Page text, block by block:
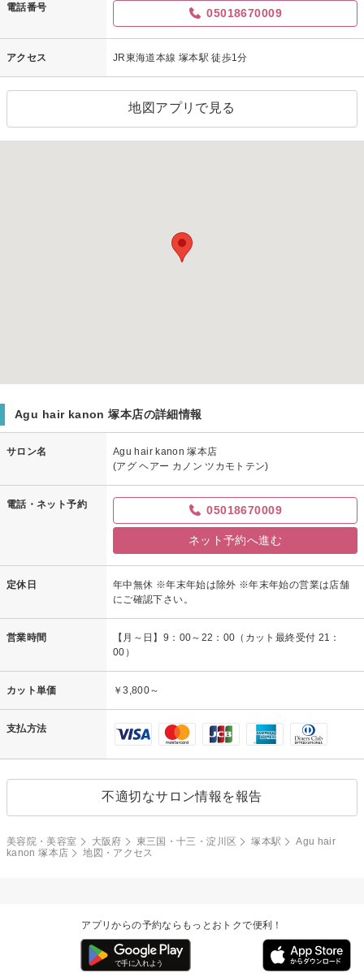
電話番号 05018670009
アクセス JR東海道本線 塚本駅 徒歩1分
地図アプリで見る
Agu hair kanon 塚本店の詳細情報
サロン名
Agu hair kanon 塚本店
(アグ ヘアー カノン ツカモトテン)
電話・ネット予約 05018670009
ネット予約へ進む
定休日
年中無休 ※年末年始は除外 ※年末年始の営業は店舗
にご確認下さい。
営業時間
【月～日】9：00～22：00（カット最終受付 21：
00）
カット単価 ￥3,800～
支払方法
不適切なサロン情報を報告
美容院・美容室 大阪府 東三国・十三・淀川区 塚本駅
Agu hair
kanon 塚本店
地図・アクセス
アプリからの予約ならもっとおトクで便利！